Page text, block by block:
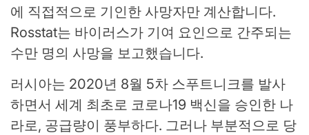
에 직접적으로 기인한 사망자만 계산합니다.
Rosstat는 바이러스가 기여 요인으로 간주되는
수만 명의 사망을 보고했습니다.
러시아는 2020년 8월 5차 스푸트니크를 발사
하면서 세계 최초로 코로나19 백신을 승인한 나
라로, 공급량이 풍부하다. 그러나 부분적으로 당